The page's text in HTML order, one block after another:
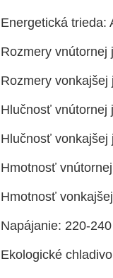
Energetická trieda:
Rozmery vnútornej
Rozmery
Hlučnosť vnútornej
Hlučnosť vonkajšej
Hmotnosť
Hmotnosť
Napájanie: 220-
Ekologické